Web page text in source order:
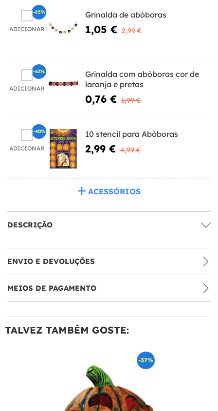
ADICIONAR
Grinalda de abóboras
1,05 € 2,99 €
-65%
ADICIONAR
Grinalda com abóboras cor de
laranja e pretas
0,76 € 1,99 €
-62%
ADICIONAR
10 stencil para Abóboras
2,99 € 4,99 €
-40%
ACESSÓRIOS
DESCRIÇÃO
ENVIO E DEVOLUÇÕES
MEIOS DE PAGAMENTO
TALVEZ TAMBÉM GOSTE:
-37%